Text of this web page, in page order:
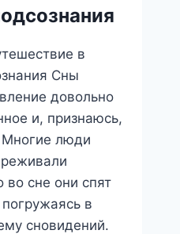
подсознания
в
Сны
довольно
и, признаюсь,
люди
сне они спят
в
сновидений.